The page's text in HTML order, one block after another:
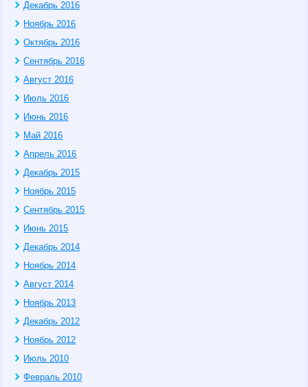
Декабрь 2016
Ноябрь 2016
Октябрь 2016
Сентябрь 2016
Август 2016
Июль 2016
Июнь 2016
Май 2016
Апрель 2016
Декабрь 2015
Ноябрь 2015
Сентябрь 2015
Июнь 2015
Декабрь 2014
Ноябрь 2014
Август 2014
Ноябрь 2013
Декабрь 2012
Ноябрь 2012
Июль 2010
Февраль 2010